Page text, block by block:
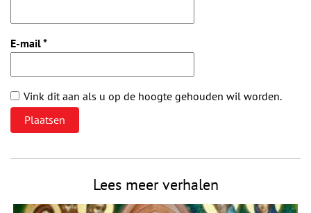
E-mail*
Vink dit aan als u op de hoogte gehouden wil worden.
Lees meer verhalen